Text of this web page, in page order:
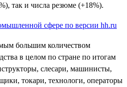
так и числа резюме (+18%).
большим количеством
в целом по стране по итогам
слесари, машинисты,
токари, технологи, операторы